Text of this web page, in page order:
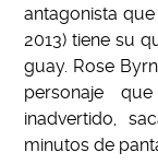
antagonista que
2013) tiene su
guay. Rose
personaje
inadvertido,
minutos de